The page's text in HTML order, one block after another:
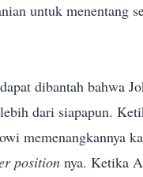
untuk menentang
dibantah bahwa
dari siapapun.
memenangkannya
position nya. Ketika